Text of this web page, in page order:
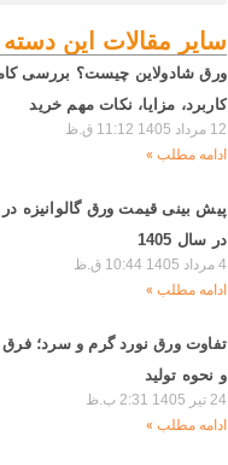
سایر مقالات این دسته
ورق شادولاین چیست؟ بررسی
کاربرد، مزایا، نکات مهم خرید
12 مرداد 1405
11:12 ق.ظ
ادامه مطلب »
پیش بینی قیمت ورق گالوانیزه در
در سال 1405
4 مرداد 1405
10:44 ق.ظ
ادامه مطلب »
تفاوت ورق نورد گرم و سرد؛ فرق
و نحوه تولید
24 تیر 1405
2:31 ب.ظ
ادامه مطلب »